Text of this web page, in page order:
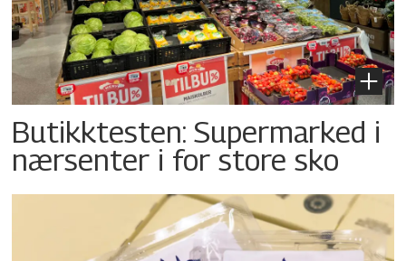
Butikktesten: Supermarked i
nærsenter i for store sko